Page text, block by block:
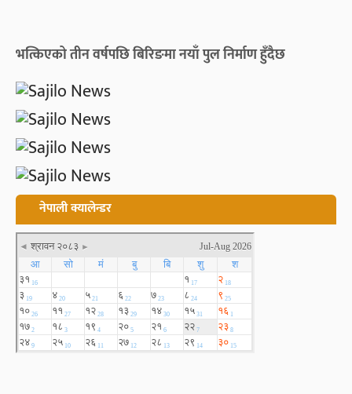
भत्किएको तीन वर्षपछि बिरिङमा नयाँ पुल निर्माण हुँदैछ
नेपाली क्यालेन्डर